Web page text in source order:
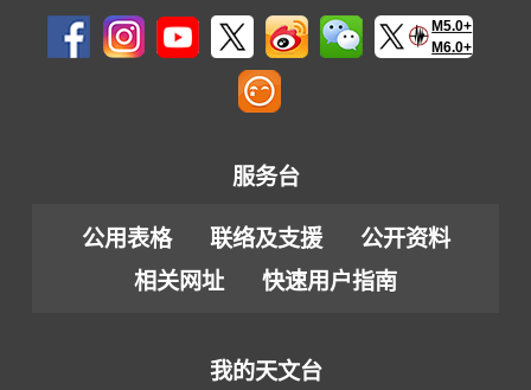
M5.0+
M6.0+
服务台
公用表格 联络及支援
公开资料
相关网址
快速用户指南
我的天文台